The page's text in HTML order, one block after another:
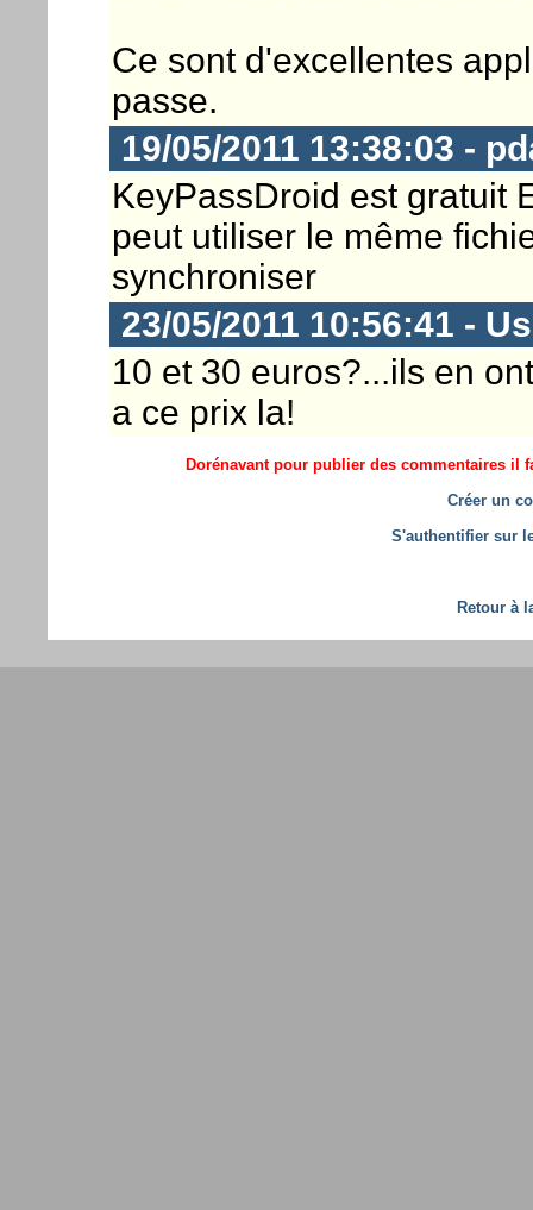
Ce sont d'excellentes
passe.
19/05/2011 13:38:03 -
KeyPassDroid est gratuit
peut utiliser le même
synchroniser
23/05/2011 10:56:41 -
10 et 30 euros?...ils en
a ce prix la!
Dorénavant pour publier des commentaires il
Créer un
S'authentifier sur
Retour à